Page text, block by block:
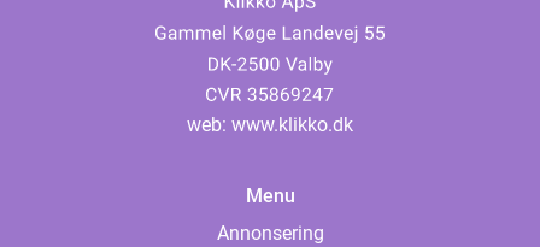
web: www.klikko.dk
Menu
Annonsering